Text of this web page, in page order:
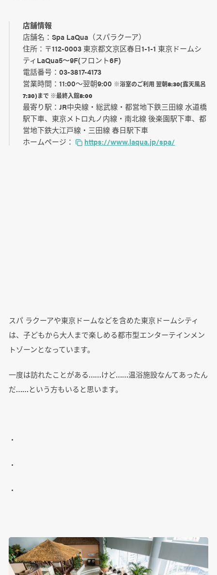
店舗情報
店舗名：Spa LaQua（スパラクーア）
住所：〒112-0003 東京都文京区春日1-1-1 東京ドームシ
ティLaQua5〜9F(フロント6F)
電話番号：03-3817-4173
営業時間：11:00～翌朝9:00 ※浴室のご利用 翌朝8:30(露天風呂
7:30)まで ※最終入館8:00
最寄り駅：JR中央線・総武線・都営地下鉄三田線 水道橋
駅下車、東京メトロ丸ノ内線・南北線 後楽園駅下車、都
営地下鉄大江戸線・三田線 春日駅下車
ホームページ：
https://www.laqua.jp/spa/
スパ ラクーアや東京ドームなどを含めた東京ドームシティ
は、子どもから大人まで楽しめる都市型エンターテインメン
トゾーンとなっています。
一度は訪れたことがある……けど……温浴施設なんてあったん
だ……という方もいると思います。
・
・
・